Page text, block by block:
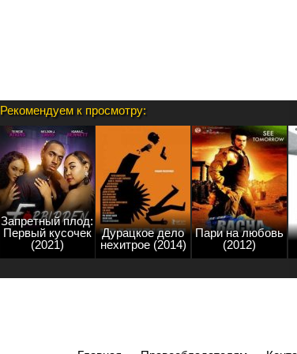
Рекомендуем к просмотру:
Запретный плод:
Первый кусочек
(2021)
Дурацкое дело
нехитрое (2014)
Пари на любовь
(2012)